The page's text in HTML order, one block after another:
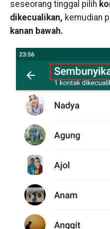
seseorang tinggal pilih
dikecualikan, kemudian
kanan bawah.